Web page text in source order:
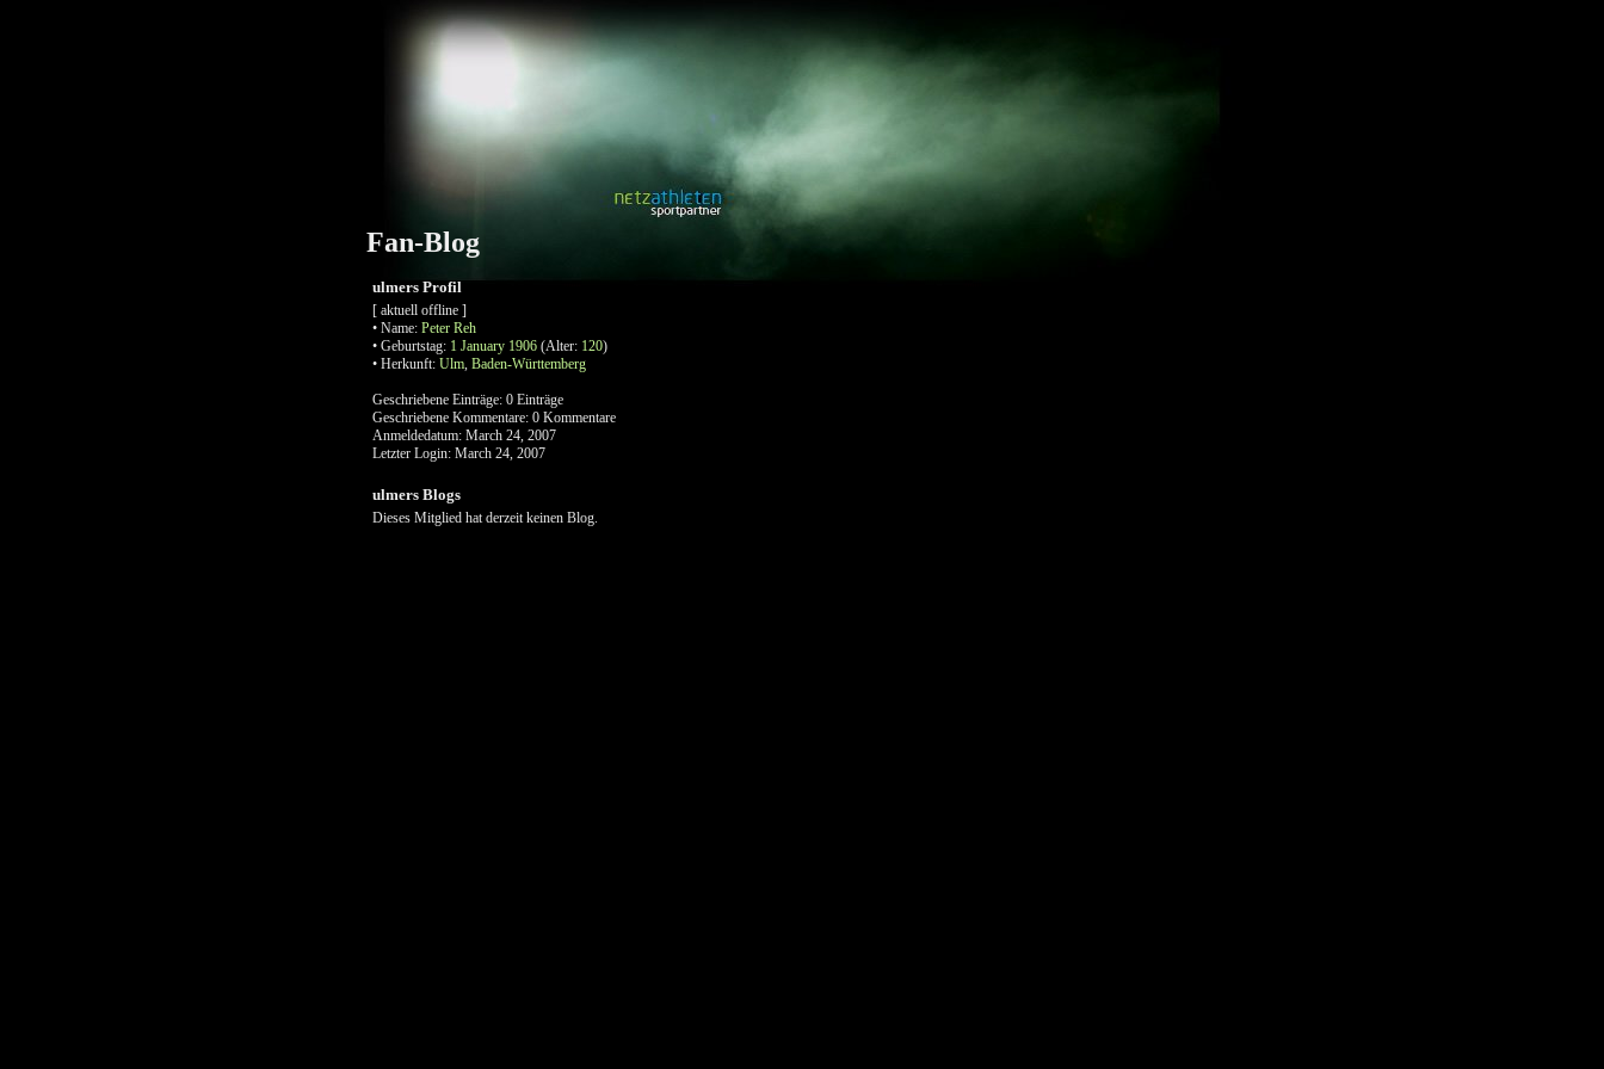
Fan-Blog
ulmers Profil
[ aktuell offline ]
• Name: Peter Reh
• Geburtstag: 1 January 1906 (Alter: 120)
• Herkunft: Ulm, Baden-Württemberg
Geschriebene Einträge: 0 Einträge
Geschriebene Kommentare: 0 Kommentare
Anmeldedatum: March 24, 2007
Letzter Login: March 24, 2007
ulmers Blogs
Dieses Mitglied hat derzeit keinen Blog.